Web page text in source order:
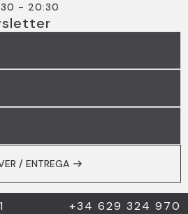
- 20:30
/ ENTREGA
+34 629 324 970